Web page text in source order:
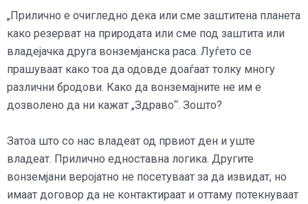
„Прилично е очигледно дека или сме заштитена планета
како резерват на природата или сме под заштита или
владејачка друга вонземјанска раса. Луѓето се
прашуваат како тоа да одовде доаѓаат толку многу
различни бродови. Како да вонземајните не им е
дозволено да ни кажат „Здраво“. Зошто?
Затоа што со нас владеат од првиот ден и уште
владеат. Прилично едноставна логика. Другите
вонземјани веројатно не посетуваат за да извидат, но
имаат договор да не контактираат и оттаму потекнуваат